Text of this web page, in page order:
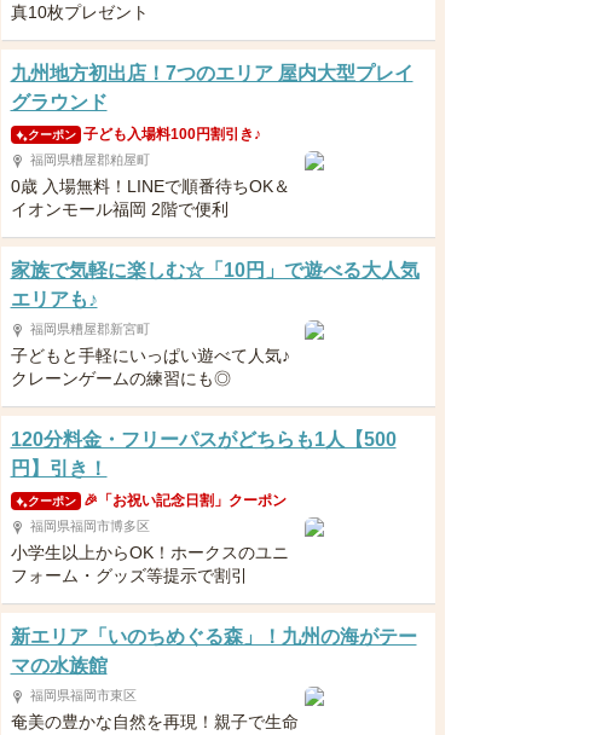
真10枚プレゼント
九州地方初出店！7つのエリア 屋内大型プレイ
グラウンド
クーポン 子ども入場料100円割引き♪
福岡県糟屋郡粕屋町
0歳 入場無料！LINEで順番待ちOK＆
イオンモール福岡 2階で便利
家族で気軽に楽しむ☆「10円」で遊べる大人気
エリアも♪
福岡県糟屋郡新宮町
子どもと手軽にいっぱい遊べて人気♪
クレーンゲームの練習にも◎
120分料金・フリーパスがどちらも1人【500
円】引き！
クーポン 🎉「お祝い記念日割」クーポン
福岡県福岡市博多区
小学生以上からOK！ホークスのユニ
フォーム・グッズ等提示で割引
新エリア「いのちめぐる森」！九州の海がテー
マの水族館
福岡県福岡市東区
奄美の豊かな自然を再現！親子で生命